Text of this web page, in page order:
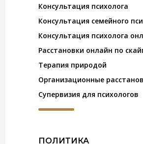
Консультация психолога
Консультация семейного
Консультация психолога
Расстановки онлайн по
Терапия природой
Организационные
Супервизия для психологов
ПОЛИТИКА